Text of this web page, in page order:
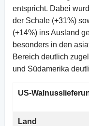
entspricht. Dabei
der Schale (+31%)
(+14%) ins Ausland
besonders in den
Bereich deutlich
und Südamerika
US-
Land